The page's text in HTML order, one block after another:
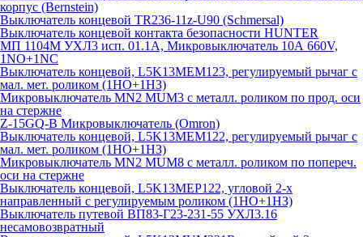
корпус (Bernstein)
Выключатель концевой TR236-11z-U90 (Schmersal)
Выключатель концевой контакта безопасности HUNTER
МП 1104М УХЛ3 исп. 01.1А, Микровыключатель 10А 660V,
1NO+1NC
Выключатель концевой, L5K13MEM123, регулируемый рычаг с
мал. мет. роликом (1НО+1НЗ)
Микровыключатель MN2 MUM3 с металл. роликом по прод. оси
на стержне
Z-15GQ-B Микровыключатель (Omron)
Выключатель концевой, L5K13MEM122, регулируемый рычаг с
мал. мет. роликом (1НО+1НЗ)
Микровыключатель MN2 MUM8 с металл. роликом по попереч.
оси на стержне
Выключатель концевой, L5K13MEP122, угловой 2-х
направленный с регулируемым роликом (1НО+1НЗ)
Выключатель путевой ВП83-Г23-231-55 УХЛ3.16
несамовозвратный